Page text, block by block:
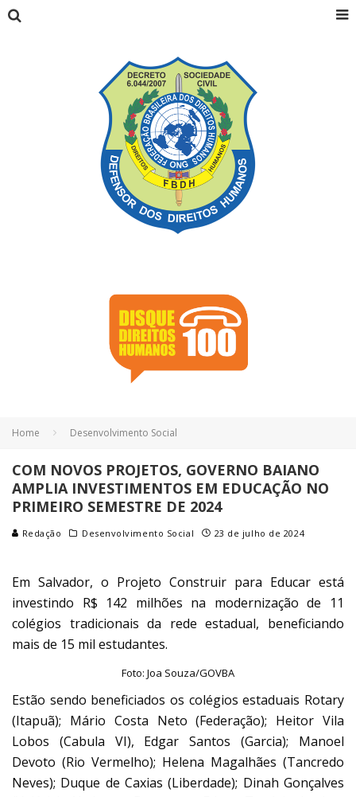
Home Desenvolvimento Social
COM NOVOS PROJETOS, GOVERNO BAIANO
AMPLIA INVESTIMENTOS EM EDUCAÇÃO NO
PRIMEIRO SEMESTRE DE 2024
Redação Desenvolvimento Social 23 de julho de 2024
Em Salvador, o Projeto Construir para Educar está
investindo R$ 142 milhões na modernização de 11
colégios tradicionais da rede estadual, beneficiando
mais de 15 mil estudantes.
Foto: Joa Souza/GOVBA
Estão sendo beneficiados os colégios estaduais Rotary
(Itapuã); Mário Costa Neto (Federação); Heitor Vila
Lobos (Cabula VI), Edgar Santos (Garcia); Manoel
Devoto (Rio Vermelho); Helena Magalhães (Tancredo
Neves); Duque de Caxias (Liberdade); Dinah Gonçalves